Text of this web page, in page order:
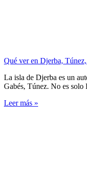
Qué ver en Djerba,
La isla de Djerba es un
Gabés, Túnez. No es solo
Leer más »